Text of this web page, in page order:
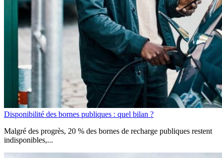
Disponibilité des bornes publiques : quel bilan ?
Malgré des progrès, 20 % des bornes de recharge publiques restent
indisponibles,...